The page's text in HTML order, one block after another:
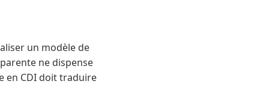
un modèle de
ne dispense
en CDI doit traduire